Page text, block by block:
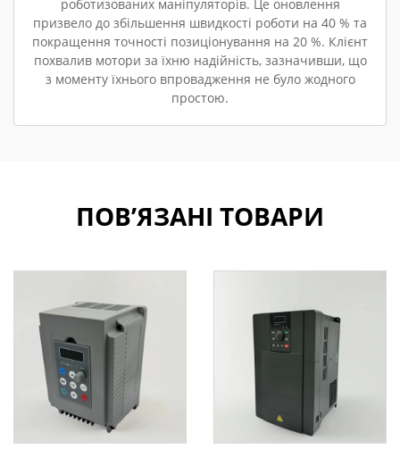
роботизованих маніпуляторів. Це оновлення
призвело до збільшення швидкості роботи на 40 % та
покращення точності позиціонування на 20 %. Клієнт
похвалив мотори за їхню надійність, зазначивши, що
з моменту їхнього впровадження не було жодного
простою.
ПОВ’ЯЗАНІ ТОВАРИ